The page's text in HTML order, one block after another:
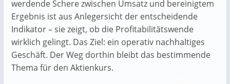
werdende Schere zwischen Umsatz und bereinigtem
Ergebnis ist aus Anlegersicht der entscheidende
Indikator – sie zeigt, ob die Profitabilitätswende
wirklich gelingt. Das Ziel: ein operativ nachhaltiges
Geschäft. Der Weg dorthin bleibt das bestimmende
Thema für den Aktienkurs.